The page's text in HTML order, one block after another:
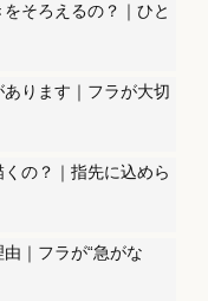
そろえるの？｜ひと
ります｜フラが大切
の？｜指先に込めら
｜フラが“急がな